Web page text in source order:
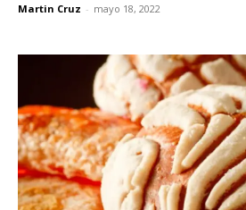
Martin Cruz - mayo 18, 2022